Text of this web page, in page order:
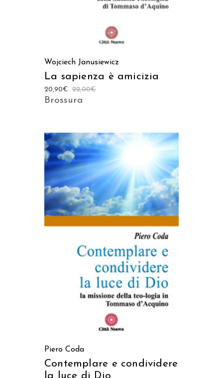
Wojciech Janusiewicz
La sapienza è amicizia
22,00€
20,90€
Brossura
AGGIUNGI AL CARRELLO
Piero Coda
Contemplare e condividere
la luce di Dio